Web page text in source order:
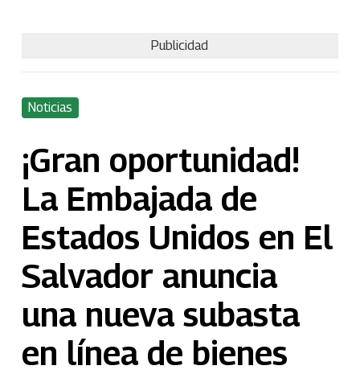
Publicidad
Noticias
¡Gran oportunidad!
La Embajada de
Estados Unidos en El
Salvador anuncia
una nueva subasta
en línea de bienes